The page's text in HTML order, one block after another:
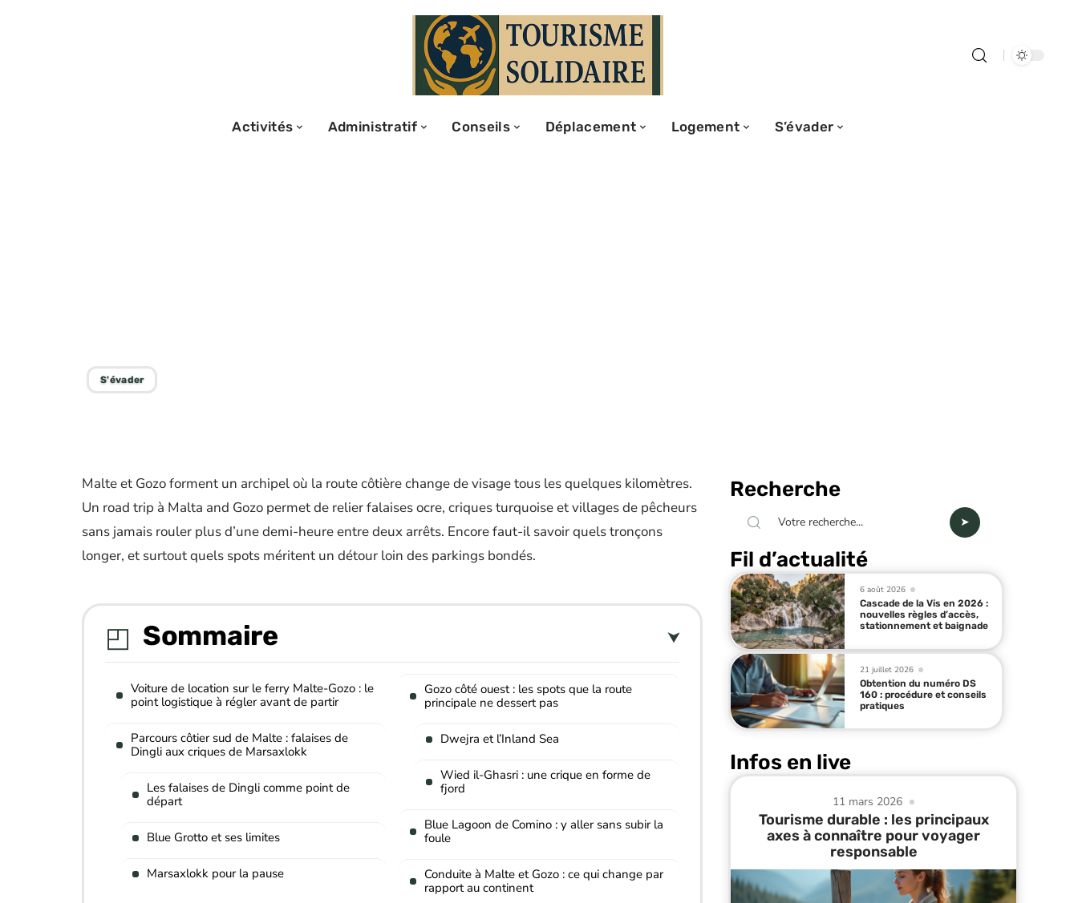
Activités Administratif Conseils Déplacement Logement S’évader
S'évader
Malte et Gozo forment un archipel où la route côtière change de visage tous les quelques kilomètres.
Un road trip à Malta and Gozo permet de relier falaises ocre, criques turquoise et villages de pêcheurs
sans jamais rouler plus d’une demi-heure entre deux arrêts. Encore faut-il savoir quels tronçons
longer, et surtout quels spots méritent un détour loin des parkings bondés.
Sommaire
Voiture de location sur le ferry Malte-Gozo : le
point logistique à régler avant de partir
Parcours côtier sud de Malte : falaises de
Dingli aux criques de Marsaxlokk
Les falaises de Dingli comme point de
départ
Blue Grotto et ses limites
Marsaxlokk pour la pause
Gozo côté ouest : les spots que la route
principale ne dessert pas
Dwejra et l’Inland Sea
Wied il-Ghasri : une crique en forme de
fjord
Blue Lagoon de Comino : y aller sans subir la
foule
Conduite à Malte et Gozo : ce qui change par
rapport au continent
Recherche
Fil d’actualité
6 août 2026
Cascade de la Vis en 2026 :
nouvelles règles d’accès,
stationnement et baignade
21 juillet 2026
Obtention du numéro DS
160 : procédure et conseils
pratiques
Infos en live
11 mars 2026
Tourisme durable : les principaux
axes à connaître pour voyager
responsable